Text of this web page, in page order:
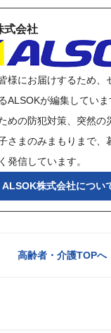
式会社
様にお届けするため
ALSOKが編集してい
めの防犯対策、突然の
さまのみまもりまで、
発信しています。
ALSOK株式会社につい
高齢者・介護TOPへ